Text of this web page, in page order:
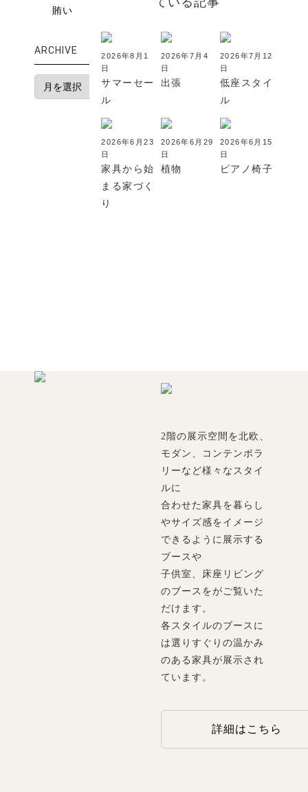
2026年8月1
日
サマーセー
ル
2026年7月4
日
出張
2026年7月12
日
低座スタイ
ル
2026年6月23
日
家具から始
まる家づく
り
2026年6月29
日
植物
2026年6月15
日
ピアノ椅子
賄い
ARCHIVE
2階の展示空間を北欧、
モダン、コンテンポラ
リーなど様々なスタイ
ルに
合わせた家具を暮らし
やサイズ感をイメージ
できるように展示する
ブースや
子供室、床座リビング
のブースをがご覧いた
だけます。
各スタイルのブースに
は選りすぐりの温かみ
のある家具が展示され
ています。
詳細はこちら